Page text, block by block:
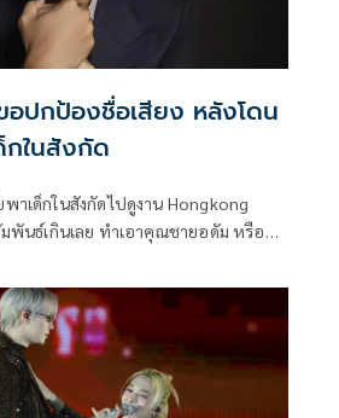
ปกป้องชื่อเสียง หลังโดน
กในสังกัด
พาเด็กในสังกัดไปดูงาน Hongkong
พันธ์เกินเลย ทำเอาคุณชายอดัม หรือ
ไม่นิ่งเฉยกับการที่มีคนพูดว่าร้ายหรือ